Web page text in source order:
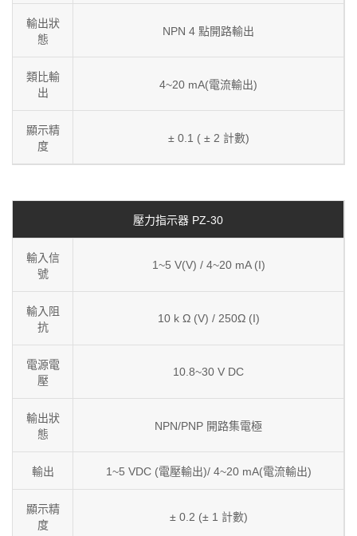
輸出狀
態
NPN 4 點開路輸出
類比輸
出
4~20 mA(電流輸出)
顯示精
度
± 0.1 ( ± 2 計數)
壓力指示器 PZ-30
輸入信
號
1~5 V(V) / 4~20 mA (I)
輸入阻
抗
10 k Ω (V) / 250Ω (I)
電源電
壓
10.8~30 V DC
輸出狀
態
NPN/PNP 開路集電極
輸出 1~5 VDC (電壓輸出)/ 4~20 mA(電流輸出)
顯示精
度
± 0.2 (± 1 計數)